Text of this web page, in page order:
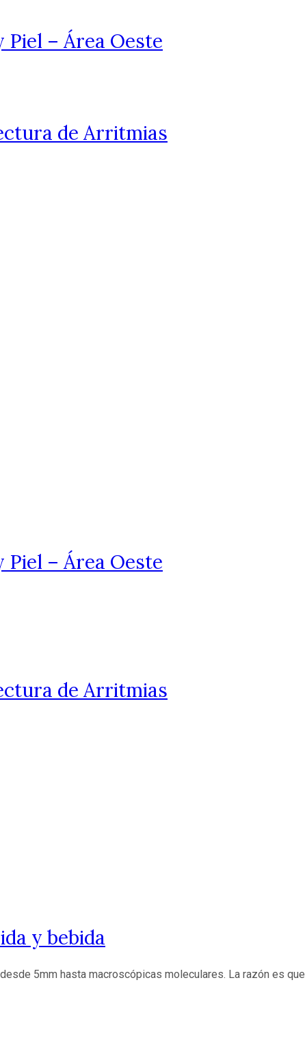
Piel – Área Oeste
de Arritmias
Piel – Área Oeste
de Arritmias
y bebida
5mm hasta macroscópicas moleculares. La razón es que